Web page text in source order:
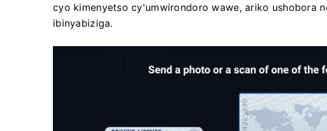
cyo kimenyetso cy'umwirondoro wawe, ariko ushobora
ibinyabiziga.